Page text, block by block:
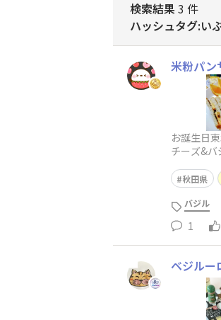
検索結果3 件
ハッシュタグ:い
米粉パン
お誕生日
チーズ&バ
秋田県
バジル
1
ベジルー